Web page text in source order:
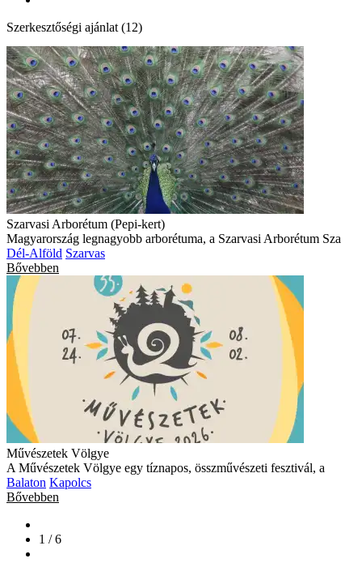
Szerkesztőségi ajánlat (12)
Szarvasi Arborétum (Pepi-kert)
Magyarország legnagyobb arborétuma, a Szarvasi Arborétum Sza
Dél-Alföld Szarvas
Bővebben
Művészetek Völgye
A Művészetek Völgye egy tíznapos, összművészeti fesztivál, a
Balaton Kapolcs
Bővebben
1 / 6